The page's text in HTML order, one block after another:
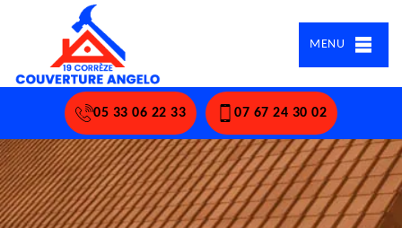
MENU
05 33 06 22 33 07 67 24 30 02